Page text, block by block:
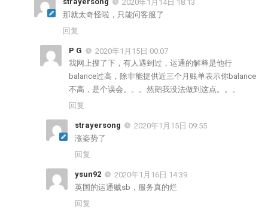
2020年1月14日 18:13
那就太奇怪啦，只能问客服了
回复
P G
2020年1月15日 00:07
我网上搜了下，有人遇到过，运通的解释是他行
balance过高，除非能提供近三个月账单表示你balance
不高，是个误会。。。然鹅我没法做到这点。。。
回复
strayersong
2020年1月15日 09:55
涨姿势了
回复
ysun92
2020年1月16日 14:39
英国的运通贼sb，服务真的烂
回复